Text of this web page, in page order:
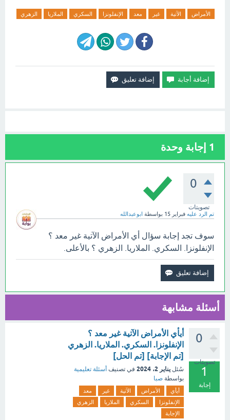
الأمراض الآتية غير معد الإنفلونزا السكري الملاريا الزهري
1 إجابة وحدة
0
تصويتات
تم الرد عليه فبراير 15 بواسطة ابوعبدالله
سوف تجد إجابة سؤال أي الأمراض الآتية غير معد ؟
الإنفلونزا. السكري. الملاريا. الزهري ؟ بالأعلى.
أسئلة مشابهة
0
تصويتات
1
إجابة
أيأي الأمراض الآتية غير معد ؟
الإنفلونزا. السكري. الملاريا. الزهري
[تم الإجابة] [تم الحل]
سُئل يناير 2، 2024 في تصنيف أسئلة تعليمية
بواسطة صبا
أيأي الأمراض الآتية غير
معد
الإنفلونزا
السكري الملاريا
الزهري
الإجابة